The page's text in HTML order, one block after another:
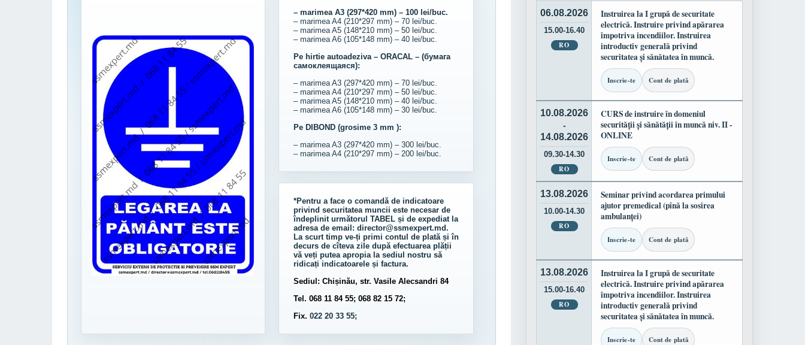
– marimea A3 (297*420 mm) – 100 lei/buc.
– marimea A4 (210*297 mm) – 70 lei/buc.
– marimea A5 (148*210 mm) – 50 lei/buc.
– marimea A6 (105*148 mm) – 40 lei/buc.
Pe hirtie autoadeziva – ORACAL – (бумага
самоклеящаяся):
– marimea A3 (297*420 mm) – 70 lei/buc.
– marimea A4 (210*297 mm) – 50 lei/buc.
– marimea A5 (148*210 mm) – 40 lei/buc.
– marimea A6 (105*148 mm) – 30 lei/buc.
Pe DIBOND (grosime 3 mm ):
– marimea A3 (297*420 mm) – 300 lei/buc.
– marimea A4 (210*297 mm) – 200 lei/buc.
*Pentru a face o comandă de indicatoare
privind securitatea muncii este necesar de
îndeplinit următorul TABELși de expediat la
adresa de email: director@ssmexpert.md.
La scurt timp ve-ți primi contul de plată și în
decurs de cîteva zile după efectuarea plății
vă veți putea apropia la sediul nostru să
ridicați indicatoarele și factura.
Sediul: Chișinău, str. Vasile Alecsandri 84
Tel. 068 11 84 55; 068 82 15 72;
Fix. 022 20 33 55;
06.08.2026
15.00-16.40
RO
Instruirea la I grupă de securitate
electrică. Instruire privind apărarea
împotriva incendiilor. Instruirea
introductiv generală privind
securitatea și sănătatea în muncă.
Inscrie-te Cont de plată
10.08.2026
-
14.08.2026
09.30-14.30
RO
CURS de instruire în domeniul
securității și sănătății în muncă niv. II -
ONLINE
Inscrie-te Cont de plată
13.08.2026
10.00-14.30
RO
Seminar privind acordarea primului
ajutor premedical (pînă la sosirea
ambulanței)
Inscrie-te Cont de plată
13.08.2026
15.00-16.40
RO
Instruirea la I grupă de securitate
electrică. Instruire privind apărarea
împotriva incendiilor. Instruirea
introductiv generală privind
securitatea și sănătatea în muncă.
Inscrie-te Cont de plată